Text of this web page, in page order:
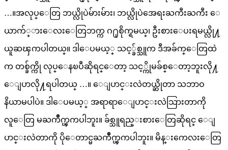
…။အလုပ္ေတြ ဘယ္လိုပဲမ်ားမ်ား၊ ဘယ္လိုပဲအေရးႀကီးႀကီး ေ
ယာက်္ားေလးေတြဘက္က ဂ႐ုစိုက္ရမယ္၊ ဦးစားေပးရမယ္လို႔
ယူဆၾကပါတယ္။ ဒါေပမယ့္ သင့္ခ်စ္သူက ဒီအခ်က္ေတြထဲ
က တစ္ခ်က္ကို လုပ္ေနၿပီဆိုရင္ေတာ့ သင့္ကိုမခ်စ္ေတာ့ဘူးလို႔
ေျပာလို႔ရပါတယ္ …။ ေျပာင္းလဲတယ္ဆိုတာ သဘာဝ
နိယာမပါပဲ။ ဒါေပမယ့္ အရာရာေျပာင္းလဲသြားတာကို
လူေတြ မႀကိဳက္ၾကပါဘူး။ ခ်စ္သူရည္းစားေတြဆိုရင္ ေျ
ပာင္းလဲတာကို ပိုေတာင္မႀကိဳက္ၾကပါဘူး။ မိန္းကေလးေတြ